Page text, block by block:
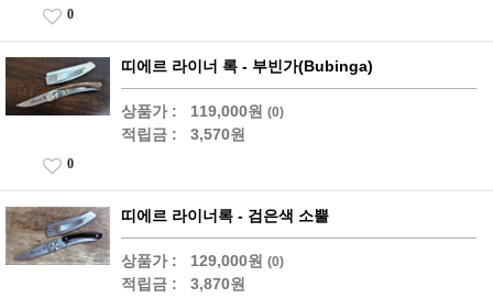
0
띠에르 라이너 록 - 부빈가(Bubinga)
상품가 : 119,000원 (0)
적립금 : 3,570원
0
띠에르 라이너록 - 검은색 소뿔
상품가 : 129,000원 (0)
적립금 : 3,870원